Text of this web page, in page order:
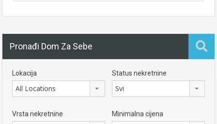
Pronađi Dom Za Sebe
Lokacija
All Locations
Status nekretnine
Svi
Vrsta nekretnine Minimalna cijena